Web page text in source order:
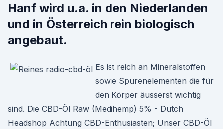
Hanf wird u.a. in den Niederlanden
und in Österreich rein biologisch
angebaut.
Es ist reich an Mineralstoffen
sowie Spurenelementen die für
den Körper äusserst wichtig
sind. Die CBD-Öl Raw (Medihemp) 5% - Dutch
Headshop Achtung CBD-Enthusiasten; Unser CBD-Öl